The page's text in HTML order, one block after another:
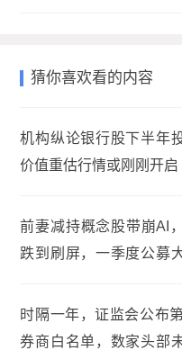
猜你喜欢看的内容
机构纵论银行股下半年
价值重估行情或刚刚开启
前妻减持概念股带崩AI
跌到刷屏，一季度公募
时隔一年，证监会公布
券商白名单，数家头部